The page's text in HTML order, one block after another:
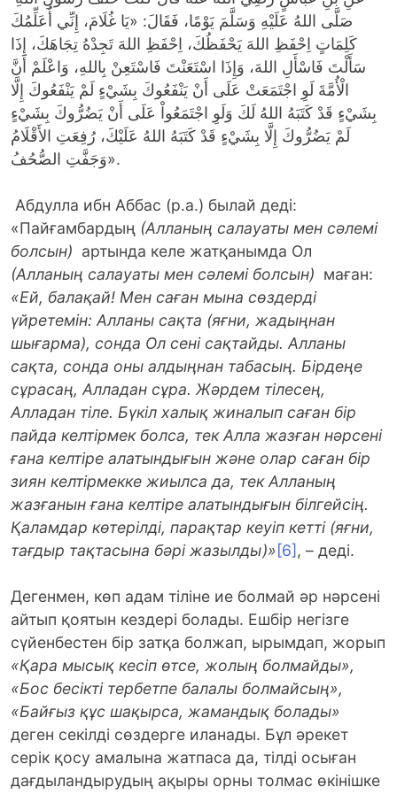
صَلَّى اللهُ عَلَيْهِ وَسَلَّمَ يَوْمًا، فَقَالَ: «يَا غُلَامَ، إِنِّي أُعَلِّمُكَ
كَلِمَاتٍ اِحْفَظِ اللهَ يَحْفَظُكَ، اِحْفَظِ اللهَ تَجِدْهُ تِجَاهَكَ، إِذَا
سَأَلْتَ فَاسْأَلِ اللهَ، وَإِذَا اسْتَعَنْتَ فَاسْتَعِنْ بِاللهِ، وَاعْلَمْ أَنَّ
الْأُمَّةَ لَوِ اجْتَمَعَتْ عَلَى أَنْ يَنْفَعُوكَ بِشَيْءٍ لَمْ يَنْفَعُوكَ إِلَّا
بِشَيْءٍ قَدْ كَتَبَهُ اللهُ لَكَ وَلَوِ اجْتَمَعُواْ عَلَى أَنْ يَضُرُّوكَ بِشَيْءٍ
لَمْ يَضُرُّوكَ إِلَّا بِشَيْءٍ قَدْ كَتَبَهُ اللهُ عَلَيْكَ، رُفِعَتِ الأَقْلَامُ
وَجَفَّتِ الصُّحُفُ».
Абдулла ибн Аббас (р.а.) былай деді:
«Пайғамбардың (Алланың салауаты мен сәлемі
болсын) артында келе жатқанымда Ол
(Алланың салауаты мен сәлемі болсын) маған:
«Ей, балақай! Мен саған мына сөздерді
үйретемін: Алланы сақта (яғни, жадыңнан
шығарма), сонда Ол сені сақтайды. Алланы
сақта, сонда оны алдыңнан табасың. Бірдеңе
сұрасаң, Алладан сұра. Жәрдем тілесең,
Алладан тіле. Бүкіл халық жиналып саған бір
пайда келтірмек болса, тек Алла жазған нәрсені
ғана келтіре алатындығын және олар саған бір
зиян келтірмекке жиылса да, тек Алланың
жазғанын ғана келтіре алатындығын білгейсің.
Қаламдар көтерілді, парақтар кеуіп кетті (яғни,
тағдыр тақтасына бәрі жазылды)» [6] , – деді.
Дегенмен, көп адам тіліне ие болмай әр нәрсені
айтып қоятын кездері болады. Ешбір негізге
сүйенбестен бір затқа болжап, ырымдап, жорып
«Қара мысық кесіп өтсе, жолың болмайды»,
«Бос бесікті тербетпе балалы болмайсың»,
«Байғыз құс шақырса, жамандық болады»
деген секілді сөздерге иланады. Бұл әрекет
серік қосу амалына жатпаса да, тілді осыған
дағдыландырудың ақыры орны толмас өкінішке